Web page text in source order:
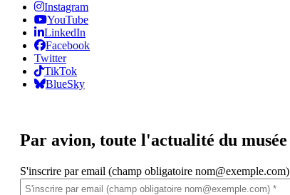
Instagram
YouTube
LinkedIn
Facebook
Twitter
TikTok
BlueSky
Par avion, toute l'actualité du musée
S'inscrire par email (champ obligatoire nom@exemple.com)